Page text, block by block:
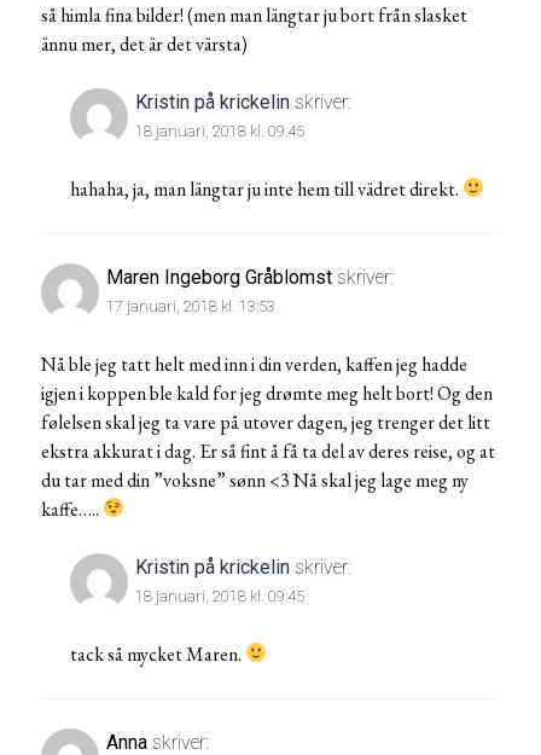
så himla fina bilder! (men man längtar ju bort från slasket
ännu mer, det är det värsta)
Kristin på krickelin skriver:
18 januari, 2018 kl. 09:45
hahaha, ja, man längtar ju inte hem till vädret direkt.
Maren Ingeborg Gråblomst skriver:
17 januari, 2018 kl. 13:53
Nå ble jeg tatt helt med inn i din verden, kaffen jeg hadde
igjen i koppen ble kald for jeg drømte meg helt bort! Og den
følelsen skal jeg ta vare på utover dagen, jeg trenger det litt
ekstra akkurat i dag. Er så fint å få ta del av deres reise, og at
du tar med din ”voksne” sønn <3 Nå skal jeg lage meg ny
kaffe…..
Kristin på krickelin skriver:
18 januari, 2018 kl. 09:45
tack så mycket Maren.
Anna skriver: